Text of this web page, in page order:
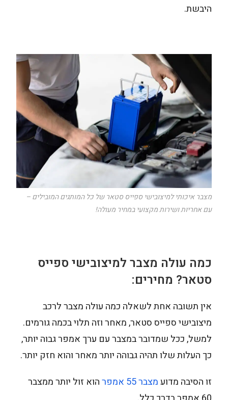
היבשת.
מצבר איכותי למיצובישי ספייס סטאר של כל המותגים המובילים –
עם אחריות ושירות מקצועי במחיר מעולה!
כמה עולה מצבר למיצובישי ספייס
סטאר? מחירים:
אין תשובה אחת לשאלה כמה עולה מצבר לרכב
מיצובישי ספייס סטאר, מאחר וזה תלוי בכמה גורמים.
למשל, ככל שמדובר במצבר עם ערך אמפר גבוה יותר,
כך העלות שלו תהיה גבוהה יותר מאחר והוא חזק יותר.
זו הסיבה מדועמצבר 55 אמפר
הוא זול יותר ממצבר